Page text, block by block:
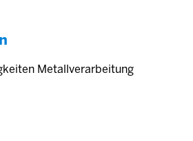
Metallverarbeitung